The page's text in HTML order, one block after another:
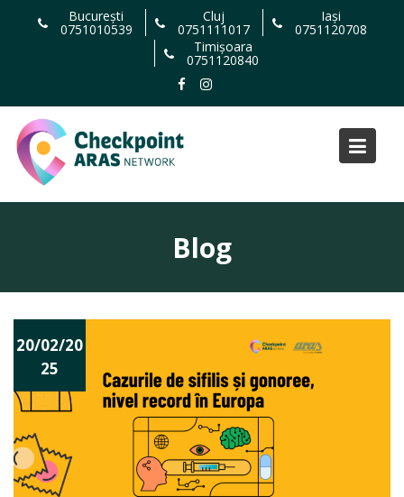
București
0751010539
Cluj
0751111017
Iași
0751120708
Timișoara
0751120840
Blog
Nout
ăți
20/02/20
25